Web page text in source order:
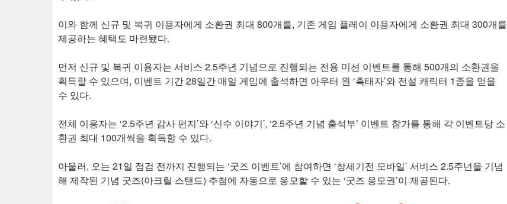
이와 함께 신규 및 복귀 이용자에게 소환권 최대 800개를, 기존 게임 플레이 이용자에게 소환권 최대 300개를
제공하는 혜택도 마련됐다.
먼저 신규 및 복귀 이용자는 서비스 2.5주년 기념으로 진행되는 전용 미션 이벤트를 통해 500개의 소환권을
획득할 수 있으며, 이벤트 기간 28일간 매일 게임에 출석하면 아우터 원 ‘흑태자’와 전설 캐릭터 1종을 얻을
수 있다.
전체 이용자는 ‘2.5주년 감사 편지’와 ‘신수 이야기’, ‘2.5주년 기념 출석부’ 이벤트 참가를 통해 각 이벤트당 소
환권 최대 100개씩을 획득할 수 있다.
아울러, 오는 21일 점검 전까지 진행되는 ‘굿즈 이벤트’에 참여하면 ‘창세기전 모바일’ 서비스 2.5주년을 기념
해 제작된 기념 굿즈(아크릴 스탠드) 추첨에 자동으로 응모할 수 있는 ‘굿즈 응모권’이 제공된다.​